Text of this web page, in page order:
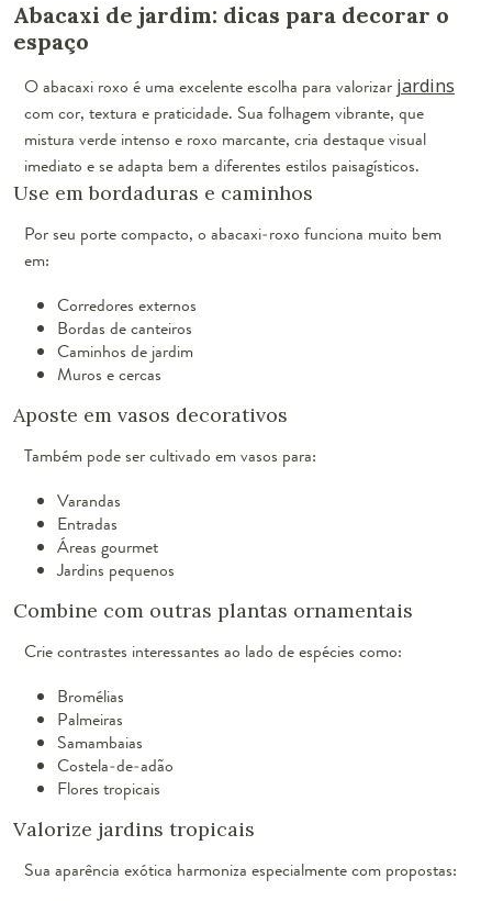
Abacaxi de jardim: dicas para decorar o
espaço
O abacaxi roxo é uma excelente escolha para valorizar jardins
com cor, textura e praticidade. Sua folhagem vibrante, que
mistura verde intenso e roxo marcante, cria destaque visual
imediato e se adapta bem a diferentes estilos paisagísticos.
Use em bordaduras e caminhos
Por seu porte compacto, o abacaxi-roxo funciona muito bem
em:
Corredores externos
Bordas de canteiros
Caminhos de jardim
Muros e cercas
Aposte em vasos decorativos
Também pode ser cultivado em vasos para:
Varandas
Entradas
Áreas gourmet
Jardins pequenos
Combine com outras plantas ornamentais
Crie contrastes interessantes ao lado de espécies como:
Bromélias
Palmeiras
Samambaias
Costela-de-adão
Flores tropicais
Valorize jardins tropicais
Sua aparência exótica harmoniza especialmente com propostas: